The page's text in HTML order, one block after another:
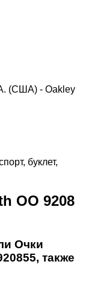
(США) - Oakley
буклет,
OO 9208
Очки
также